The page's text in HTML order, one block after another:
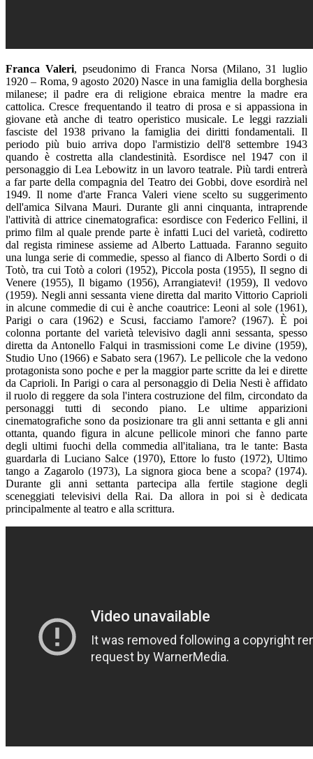
Franca Valeri, pseudonimo di Franca Norsa (Milano, 31 luglio
1920 – Roma, 9 agosto 2020) Nasce in una famiglia della borghesia
milanese; il padre era di religione ebraica mentre la madre era
cattolica. Cresce frequentando il teatro di prosa e si appassiona in
giovane età anche di teatro operistico musicale. Le leggi razziali
fasciste del 1938 privano la famiglia dei diritti fondamentali. Il
periodo più buio arriva dopo l'armistizio dell'8 settembre 1943
quando è costretta alla clandestinità. Esordisce nel 1947 con il
personaggio di Lea Lebowitz in un lavoro teatrale. Più tardi entrerà
a far parte della compagnia del Teatro dei Gobbi, dove esordirà nel
1949. Il nome d'arte Franca Valeri viene scelto su suggerimento
dell'amica Silvana Mauri. Durante gli anni cinquanta, intraprende
l'attività di attrice cinematografica: esordisce con Federico Fellini, il
primo film al quale prende parte è infatti Luci del varietà, codiretto
dal regista riminese assieme ad Alberto Lattuada. Faranno seguito
una lunga serie di commedie, spesso al fianco di Alberto Sordi o di
Totò, tra cui Totò a colori (1952), Piccola posta (1955), Il segno di
Venere (1955), Il bigamo (1956), Arrangiatevi! (1959), Il vedovo
(1959). Negli anni sessanta viene diretta dal marito Vittorio Caprioli
in alcune commedie di cui è anche coautrice: Leoni al sole (1961),
Parigi o cara (1962) e Scusi, facciamo l'amore? (1967). È poi
colonna portante del varietà televisivo dagli anni sessanta, spesso
diretta da Antonello Falqui in trasmissioni come Le divine (1959),
Studio Uno (1966) e Sabato sera (1967). Le pellicole che la vedono
protagonista sono poche e per la maggior parte scritte da lei e dirette
da Caprioli. In Parigi o cara al personaggio di Delia Nesti è affidato
il ruolo di reggere da sola l'intera costruzione del film, circondato da
personaggi tutti di secondo piano. Le ultime apparizioni
cinematografiche sono da posizionare tra gli anni settanta e gli anni
ottanta, quando figura in alcune pellicole minori che fanno parte
degli ultimi fuochi della commedia all'italiana, tra le tante: Basta
guardarla di Luciano Salce (1970), Ettore lo fusto (1972), Ultimo
tango a Zagarolo (1973), La signora gioca bene a scopa? (1974).
Durante gli anni settanta partecipa alla fertile stagione degli
sceneggiati televisivi della Rai. Da allora in poi si è dedicata
principalmente al teatro e alla scrittura.